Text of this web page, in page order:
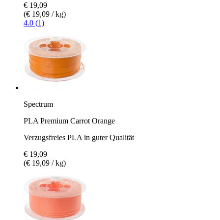
€ 19,09
(€ 19,09 / kg)
4.0 (1)
Spectrum
PLA Premium Carrot Orange
Verzugsfreies PLA in guter Qualität
€ 19,09
(€ 19,09 / kg)